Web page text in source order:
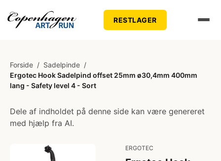
RESTLAGER
Forside / Sadelpinde /
Ergotec Hook Sadelpind offset 25mm ø30,4mm 400mm
lang - Safety level 4 - Sort
Dele af indholdet på denne side kan være genereret
med hjælp fra AI.
ERGOTEC